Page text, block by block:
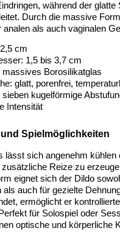
während der glatte
Durch die massive
als auch vaginalen
cm
1,5 bis 3,7 cm
massives Borosilikatglas
glatt, porenfrei,
sieben kugelförmige
Intensität
Spielmöglichkeiten
lässt sich angenehm kühlen
Reize zu
eignet sich der Dildo
als auch für gezielte
ermöglicht er
für Solospiel oder
optische und körperliche